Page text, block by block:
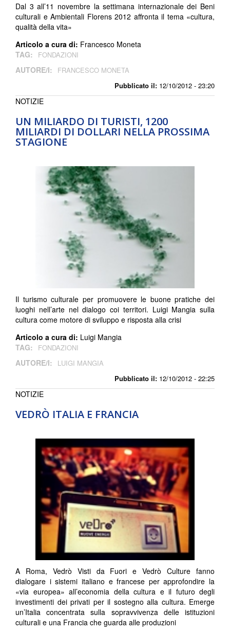
Pubblicato il: 12/10/2012 - 23:20
Dal 3 all’11 novembre la settimana internazionale dei Beni
culturali e Ambientali Florens 2012 affronta il tema «cultura,
qualità della vita»
Articolo a cura di: Francesco Moneta
TAG:
FONDAZIONI
AUTORE/I: FRANCESCO MONETA
UN MILIARDO DI TURISTI, 1200
MILIARDI DI DOLLARI NELLA PROSSIMA
STAGIONE
Pubblicato il: 12/10/2012 - 22:25
NOTIZIE
Il turismo culturale per promuovere le buone pratiche dei
luoghi nell’arte nel dialogo coi territori. Luigi Mangia sulla
cultura come motore di sviluppo e risposta alla crisi
Articolo a cura di: Luigi Mangia
TAG:
FONDAZIONI
AUTORE/I: LUIGI MANGIA
VEDRÒ ITALIA E FRANCIA
NOTIZIE
A Roma, Vedrò Visti da Fuori e Vedrò Culture fanno
dialogare i sistemi italiano e francese per approfondire la
«via europea» all’economia della cultura e il futuro degli
investimenti dei privati per il sostegno alla cultura. Emerge
un’Italia concentrata sulla sopravvivenza delle istituzioni
culturali e una Francia che guarda alle produzioni